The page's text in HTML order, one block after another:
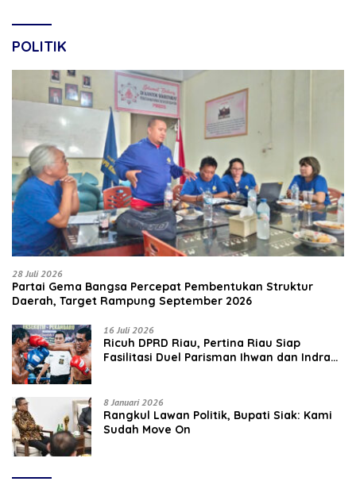
POLITIK
28 Juli 2026
Partai Gema Bangsa Percepat Pembentukan Struktur
Daerah, Target Rampung September 2026
16 Juli 2026
‎Ricuh DPRD Riau, Pertina Riau Siap
Fasilitasi Duel Parisman Ihwan dan Indra
8 Januari 2026
Rangkul Lawan Politik, Bupati Siak: Kami
Sudah Move On